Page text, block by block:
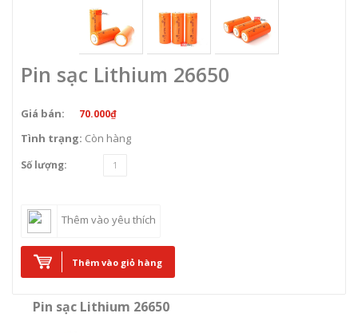
Pin sạc Lithium 26650
Giá bán: 70.000₫
Tình trạng: Còn hàng
Số lượng:
Thêm vào yêu thích
Thêm vào giỏ hàng
Pin sạc Lithium 26650